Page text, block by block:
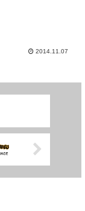
2014.11.07